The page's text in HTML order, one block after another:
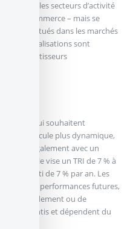
tous les secteurs d’activité
commerce – mais se
situés dans les marchés
Ces localisations sont
les investisseurs
qui souhaitent
un véhicule plus dynamique,
mais également avec un
Elle vise un TRI de 7 % à
garanti de 7 % par an. Les
des performances futures,
de rendement ou de
pas garantis et dépendent du